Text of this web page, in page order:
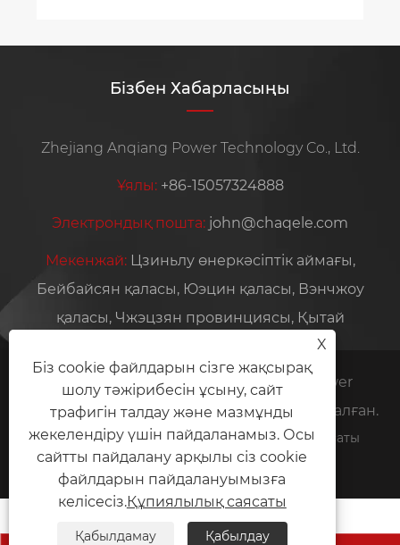
Бізбен Хабарласыңы
Zhejiang Anqiang Power Technology Co., Ltd.
Ұялы: +86-15057324888
Электрондық пошта: john@chaqele.com
Мекенжай: Цзиньлу өнеркәсіптік аймағы,
Бейбайсян қаласы, Юэцин қаласы, Вэнчжоу
қаласы, Чжэцзян провинциясы, Қытай
Copyright © 2026 Zhejiang Anqiang Power
Technology Co., Ltd. Барлық құқықтар қорғалған.
Links Sitemap RSS XML Құпиялылық саясаты
X
Біз cookie файлдарын сізге жақсырақ
шолу тәжірибесін ұсыну, сайт
трафигін талдау және мазмұнды
жекелендіру үшін пайдаланамыз. Осы
сайтты пайдалану арқылы сіз cookie
файлдарын пайдалануымызға
келісесіз.Құпиялылық саясаты
Қабылдамау Қабылдау